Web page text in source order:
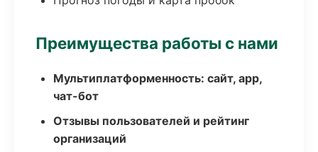
Преимущества работы с нами
Мультиплатформенность: сайт, app,
чат-бот
Отзывы пользователей и рейтинг
организаций